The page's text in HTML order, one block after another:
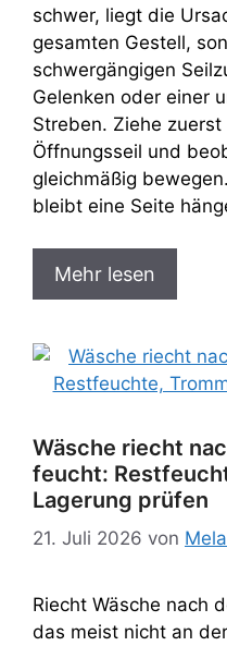
schwer, liegt die
gesamten Gestell,
schwergängigen
Gelenken oder einer
Streben. Ziehe
Öffnungsseil und
gleichmäßig
bleibt eine Seite
Mehr lesen
Wäsche riecht
feucht:
Lagerung prüfen
21. Juli 2026 von
Riecht Wäsche nach
das meist nicht an